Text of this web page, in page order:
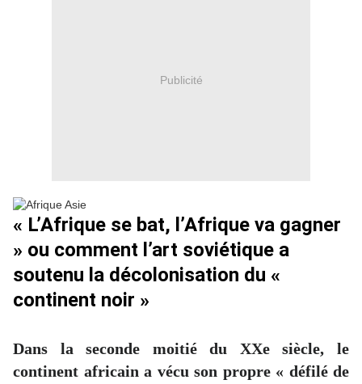
Publicité
« L’Afrique se bat, l’Afrique va gagner
» ou comment l’art soviétique a
soutenu la décolonisation du «
continent noir »
Dans la seconde moitié du XXe siècle, le
continent africain a vécu son propre « défilé de